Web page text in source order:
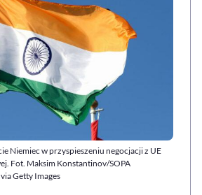
Niemiec w przyspieszeniu negocjacji z UE
Fot. Maksim Konstantinov/SOPA
Getty Images